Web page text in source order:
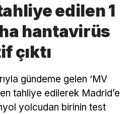
edilen 1
hantavirüs
çıktı
gündeme gelen ‘MV
tahliye edilerek Madrid’e
yolcudan birinin test